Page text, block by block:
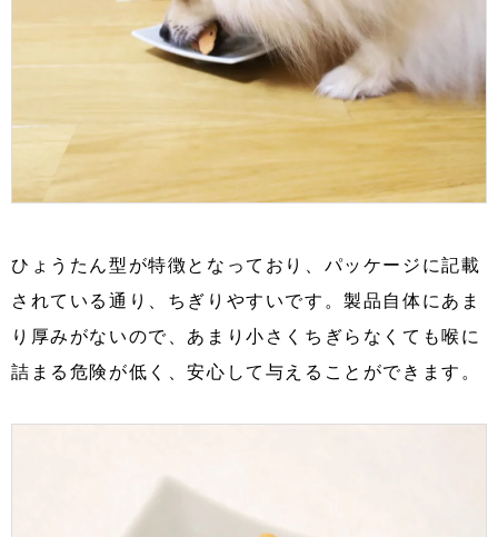
ひょうたん型が特徴となっており、パッケージに記載
されている通り、ちぎりやすいです。製品自体にあま
り厚みがないので、あまり小さくちぎらなくても喉に
詰まる危険が低く、安心して与えることができます。